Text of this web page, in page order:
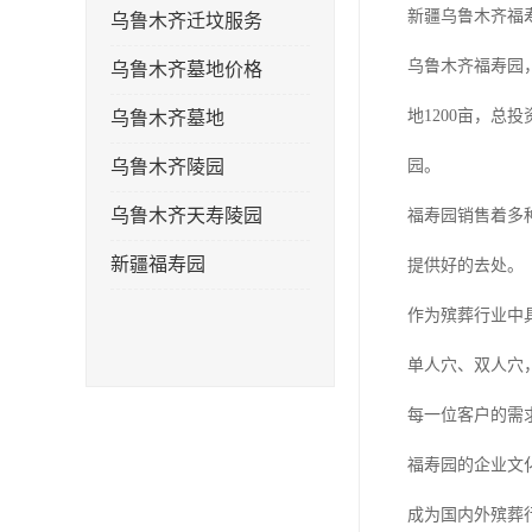
乌鲁木齐迁坟服务
乌鲁木齐墓地价格
乌鲁木齐墓地
乌鲁木齐陵园
乌鲁木齐天寿陵园
新疆福寿园
新疆乌鲁木齐福
乌鲁木齐福寿园
地1200亩，总
园。
福寿园销售着多
提供好的去处。
作为殡葬行业中
单人穴、双人穴
每一位客户的需
福寿园的企业文
成为国内外殡葬